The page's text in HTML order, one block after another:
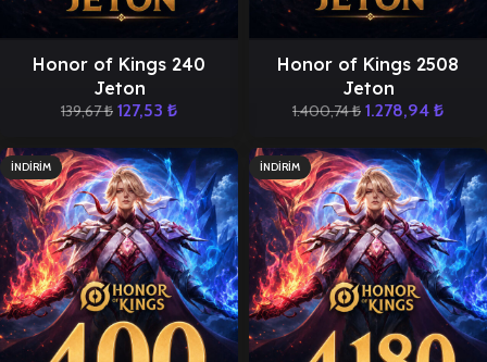
Honor of Kings 240
Jeton
139,67₺ 127,53 ₺
Honor of Kings 2508
Jeton
1.400,74₺ 1.278,94 ₺
İNDIRIM İNDIRIM